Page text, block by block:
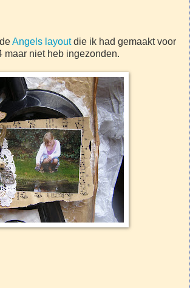
Angels layoutdie ik had gemaakt voor
maar niet heb ingezonden.